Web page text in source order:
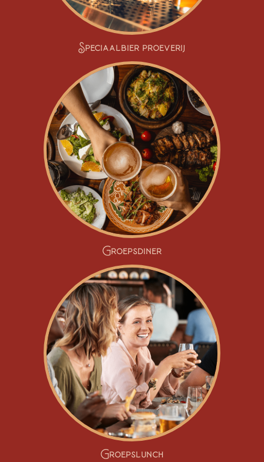
Speciaalbier proeverij
Groepsdiner
Groepslunch